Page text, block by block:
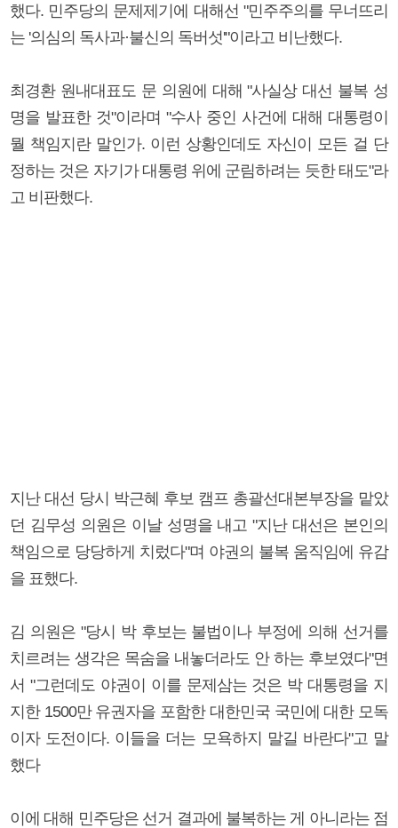
했다. 민주당의 문제제기에 대해선 "민주주의를 무너뜨리
는 '의심의 독사과·불신의 독버섯'"이라고 비난했다.
최경환 원내대표도 문 의원에 대해 "사실상 대선 불복 성
명을 발표한 것"이라며 "수사 중인 사건에 대해 대통령이
뭘 책임지란 말인가. 이런 상황인데도 자신이 모든 걸 단
정하는 것은 자기가 대통령 위에 군림하려는 듯한 태도"라
고 비판했다.
지난 대선 당시 박근혜 후보 캠프 총괄선대본부장을 맡았
던 김무성 의원은 이날 성명을 내고 "지난 대선은 본인의
책임으로 당당하게 치렀다"며 야권의 불복 움직임에 유감
을 표했다.
김 의원은 "당시 박 후보는 불법이나 부정에 의해 선거를
치르려는 생각은 목숨을 내놓더라도 안 하는 후보였다"면
서 "그런데도 야권이 이를 문제삼는 것은 박 대통령을 지
지한 1500만 유권자을 포함한 대한민국 국민에 대한 모독
이자 도전이다. 이들을 더는 모욕하지 말길 바란다"고 말
했다
이에 대해 민주당은 선거 결과에 불복하는 게 아니라는 점